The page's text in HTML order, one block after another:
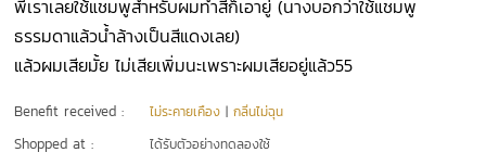
พี่เราเลยใช้แชมพูสำหรับผมทำสีก็เอายู่ (นางบอกว่าใช้แชมพู
ธรรมดาแล้วน้ำล้างเป็นสีแดงเลย)
แล้วผมเสียมั้ย ไม่เสียเพิ่มนะเพราะผมเสียอยู่แล้ว55
Benefit received : ไม่ระคายเคือง |กลิ่นไม่ฉุน
Shopped at : ได้รับตัวอย่างทดลองใช้